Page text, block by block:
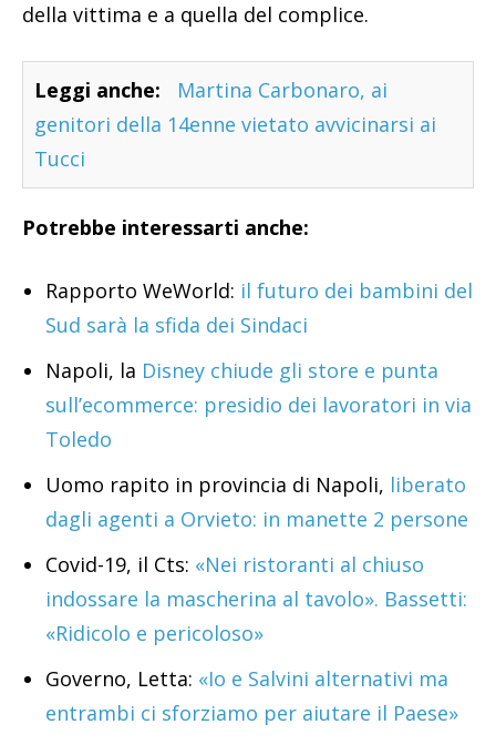
della vittima e a quella del complice.
Leggi anche:
Martina Carbonaro, ai
genitori della 14enne vietato avvicinarsi ai
Tucci
Potrebbe interessarti anche:
Rapporto WeWorld: il futuro dei bambini del
Sud sarà la sfida dei Sindaci
Napoli, la Disney chiude gli store e punta
sull’ecommerce: presidio dei lavoratori in via
Toledo
Uomo rapito in provincia di Napoli, liberato
dagli agenti a Orvieto: in manette 2 persone
Covid-19, il Cts: «Nei ristoranti al chiuso
indossare la mascherina al tavolo». Bassetti:
«Ridicolo e pericoloso»
Governo, Letta: «Io e Salvini alternativi ma
entrambi ci sforziamo per aiutare il Paese»